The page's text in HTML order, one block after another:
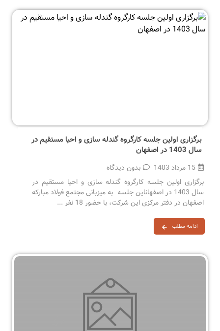
برگزاری اولین جلسه کارگروه گندله سازی و احیا مستقیم در
سال 1403 در اصفهان
15 مرداد 1403
بدون دیدگاه
برگزاری اولین جلسه کارگروه گندله سازی و احیا مستقیم در
سال 1403 در اصفهاناین جلسه به میزبانی مجتمع فولاد مبارکه
اصفهان در دفتر مرکزی این شرکت، با حضور 18 نفر ...
ادامه مطلب